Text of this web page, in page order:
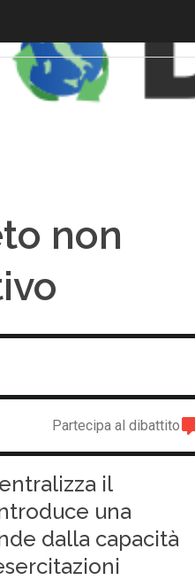
non
Partecipa al dibattito
il
una
dalla capacità